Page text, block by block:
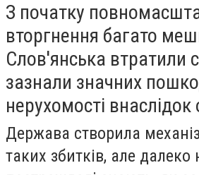
З початку
вторгнення багато
Слов'янська втратили
зазнали значних
нерухомості внаслідок
Держава створила
таких збитків, але далеко